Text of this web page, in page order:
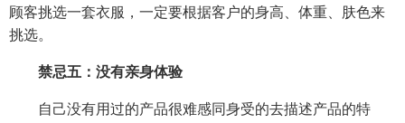
顾客挑选一套衣服，一定要根据客户的身高、体重、肤色来
挑选。
禁忌五：没有亲身体验
自己没有用过的产品很难感同身受的去描述产品的特